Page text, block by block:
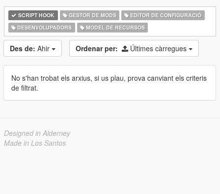
SCRIPT HOOK GESTOR DE MODS
EDITOR DE CONFIGURACIÓ
DESENVOLUPADORS
MODEL DE RECURSOS
Des de: Ahir Ordenar per: Últimes càrregues
No s'han trobat els arxius, si us plau, prova canviant els criteris
de filtrat.
Designed in Alderney
Made in Los Santos